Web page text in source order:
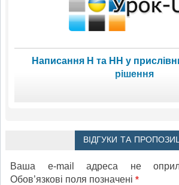
Написання Н та НН у
рішення
ВІДГУКИ ТА
Ваша e-mail адреса не
Обов’язкові поля позначені *